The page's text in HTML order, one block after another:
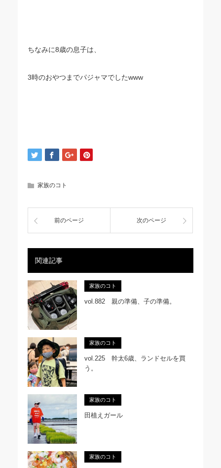
ちなみに8歳の息子は、
3時のおやつまでパジャマでしたwww
家族のコト
前のページ 次のページ
関連記事
家族のコト
vol.882 親の準備、子の準備。
家族のコト
vol.225 幹太6歳、ランドセルを買
う。
家族のコト
田植えガール
家族のコト